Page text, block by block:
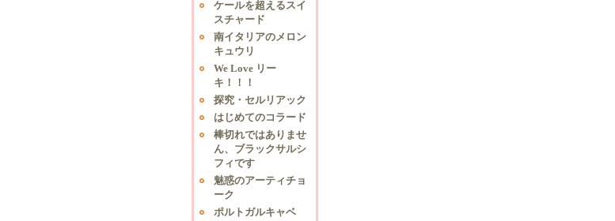
ケールを超えるスイ
スチャード
南イタリアのメロン
キュウリ
We Love リー
キ！！！
探究・セルリアック
はじめてのコラード
棒切れではありませ
ん、ブラックサルシ
フィです
魅惑のアーティチョ
ーク
ポルトガルキャベ